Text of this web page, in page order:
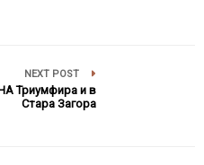
NEXT POST
Триумфира и в
Стара Загора